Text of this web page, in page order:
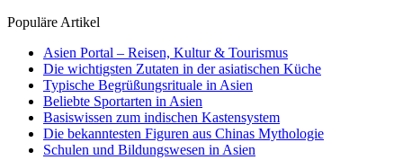
Populäre Artikel
Asien Portal – Reisen, Kultur & Tourismus
Die wichtigsten Zutaten in der asiatischen Küche
Typische Begrüßungsrituale in Asien
Beliebte Sportarten in Asien
Basiswissen zum indischen Kastensystem
Die bekanntesten Figuren aus Chinas Mythologie
Schulen und Bildungswesen in Asien